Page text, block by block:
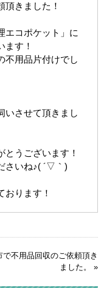
きました！
エコポケット」に
ます！
不用品片付けでし
いさせて頂きまし
うございます！
さいね♪( ´▽｀)
おります！
で不用品回収のご依頼頂き
ました。
»